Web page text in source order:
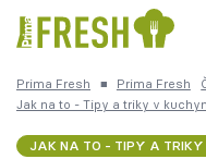
Trendy: Kuře
Česká kuchyně
Prima Fresh ■ Prima Fresh
Jak na to - Tipy a triky v
JAK NA TO - TIPY A TRIKY